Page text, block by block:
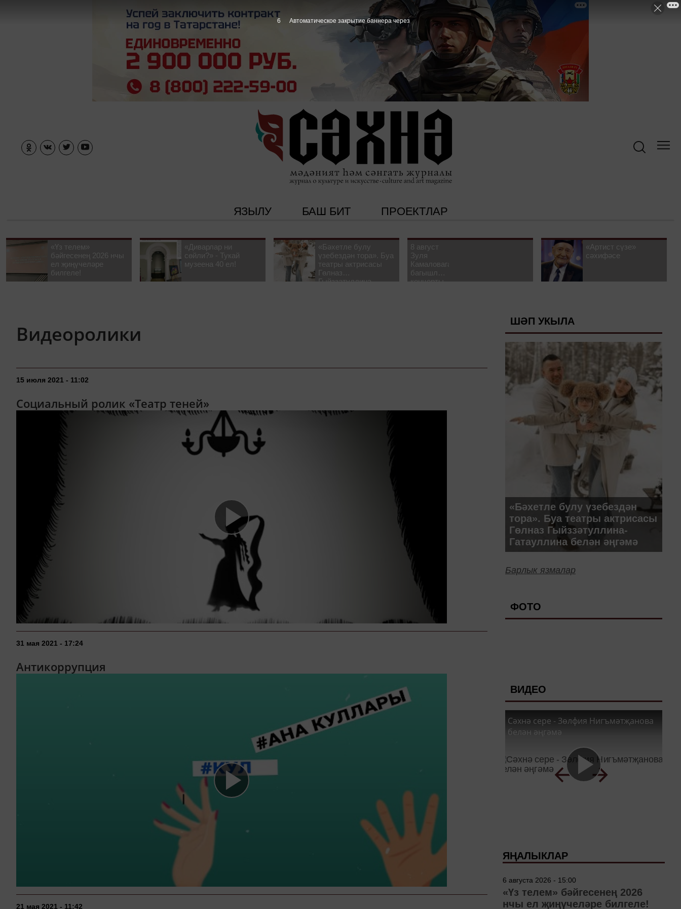
ЯЗЫЛУ БАШ БИТ ПРОЕКТЛАР
«Үз телем»
бәйгесенең 2026 нчы
ел җиңүчеләре
билгеле!
«Диварлар ни
сөйли?» - Тукай
музеена 40 ел!
«Бәхетле булу
үзебездән тора». Буа
театры актрисасы
Гөлназ
Гыйззәтуллина-
8 август
Зуля
Камаловага
багышлау
концерты
«Артист сүзе»
сәхифәсе
Видеоролики
15 июля 2021 - 11:02
Социальный ролик «Театр теней»
31 мая 2021 - 17:24
Антикоррупция
21 мая 2021 - 11:42
ШӘП УКЫЛА
«Бәхетле булу үзебездән
тора». Буа театры актрисасы
Гөлназ Гыйззәтуллина-
Гатауллина белән әңгәмә
Барлык язмалар
ФОТО
ВИДЕО
Сәхнә сере - Зөлфия Нигъмәтҗанова
белән әңгәмә
ЯҢАЛЫКЛАР
6 августа 2026 - 15:00
«Үз телем» бәйгесенең 2026
нчы ел җиңүчеләре билгеле!
4 Автоматическое закрытие баннера через